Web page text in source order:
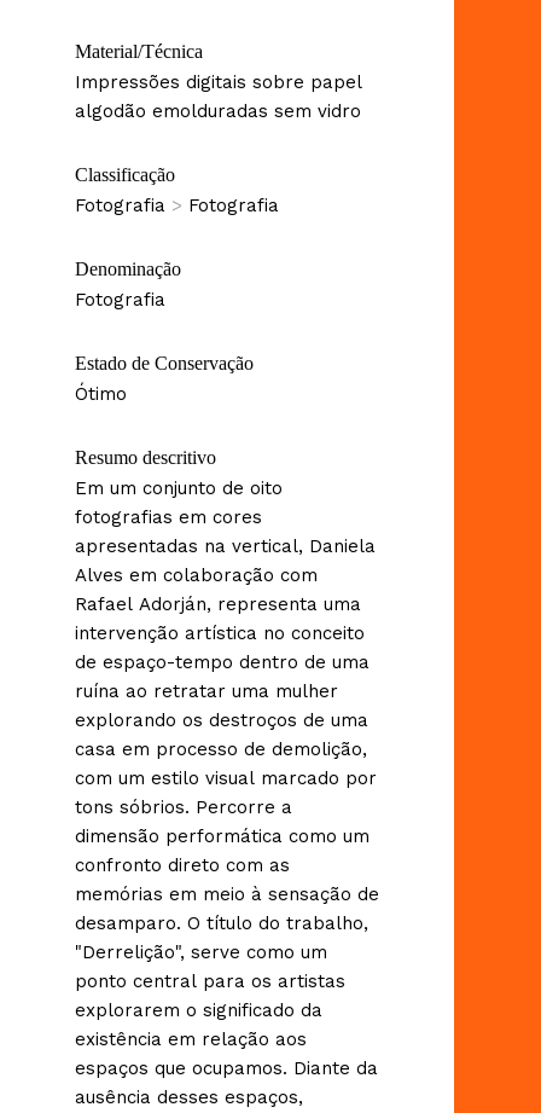
Material/Técnica
Impressões digitais sobre papel
algodão emolduradas sem vidro
Classificação
Fotografia > Fotografia
Denominação
Fotografia
Estado de Conservação
Ótimo
Resumo descritivo
Em um conjunto de oito
fotografias em cores
apresentadas na vertical, Daniela
Alves em colaboração com
Rafael Adorján, representa uma
intervenção artística no conceito
de espaço-tempo dentro de uma
ruína ao retratar uma mulher
explorando os destroços de uma
casa em processo de demolição,
com um estilo visual marcado por
tons sóbrios. Percorre a
dimensão performática como um
confronto direto com as
memórias em meio à sensação de
desamparo. O título do trabalho,
"Derrelição", serve como um
ponto central para os artistas
explorarem o significado da
existência em relação aos
espaços que ocupamos. Diante da
ausência desses espaços,